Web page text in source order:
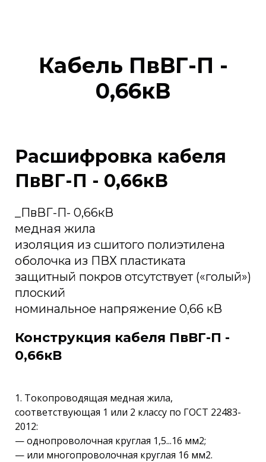
Кабель ПвВГ-П -
0,66кВ
Расшифровка кабеля
ПвВГ-П - 0,66кВ
_ПвВГ-П- 0,66кВ
медная жила
изоляция из сшитого полиэтилена
оболочка из ПВХ пластиката
защитный покров отсутствует («голый»)
плоский
номинальное напряжение 0,66 кВ
Конструкция кабеля ПвВГ-П -
0,66кВ
1. Токопроводящая медная жила,
соответствующая 1 или 2 классу по ГОСТ 22483-
2012:
— однопроволочная круглая 1,5...16 мм2;
— или многопроволочная круглая 16 мм2.